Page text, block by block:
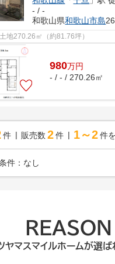
- / -
和歌山県和歌山市島
地270.26㎡（約81.76坪）
980万円
- / - / 270.26㎡
件 販売数 2 件 1～2 件
件： なし
REASON
ヤマスマイルホームが選